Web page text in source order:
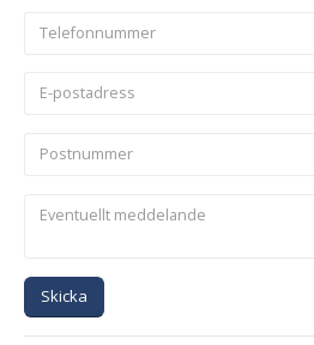
Skicka